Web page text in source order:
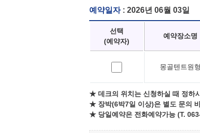
예약일자: 2026년 06월 03일
선택
(예약자)
예약장소명
몽골텐트원형
★ 데크의 위치는 신청하실 때 정하
★ 장박(6박7일 이상)은 별도 문의
★ 당일예약은 전화예약가능 (T.